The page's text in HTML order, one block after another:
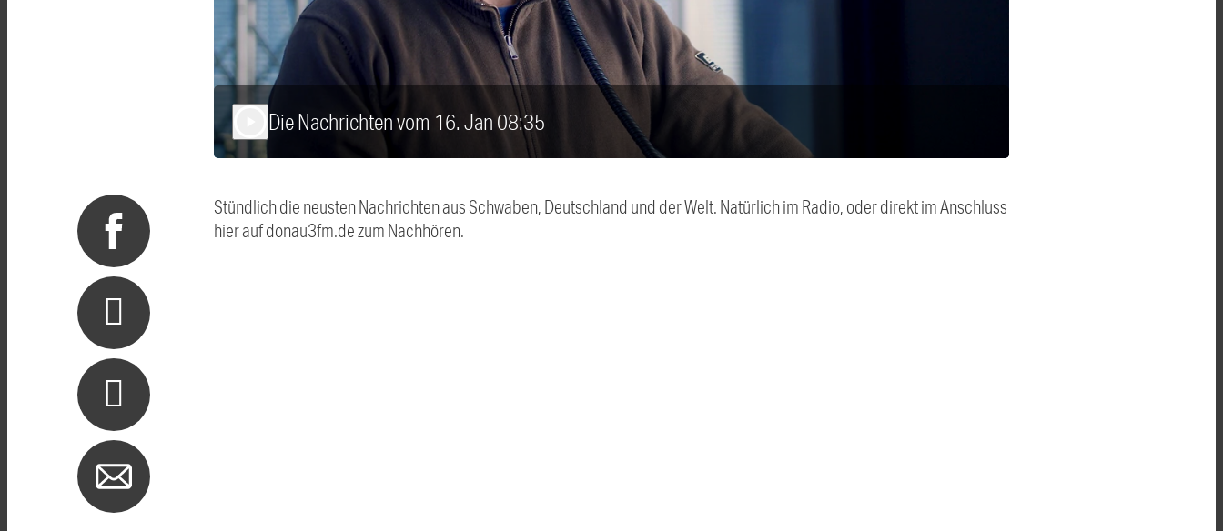
Die Nachrichten vom 16. Jan 08:35
Stündlich die neusten Nachrichten aus Schwaben, Deutschland und der Welt. Natürlich im Radio, oder direkt im Anschluss
hier auf donau3fm.de zum Nachhören.